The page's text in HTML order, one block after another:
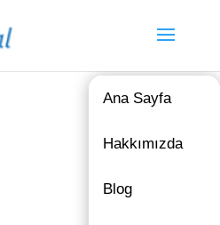
Ana Sayfa
Hakkımızda
Blog